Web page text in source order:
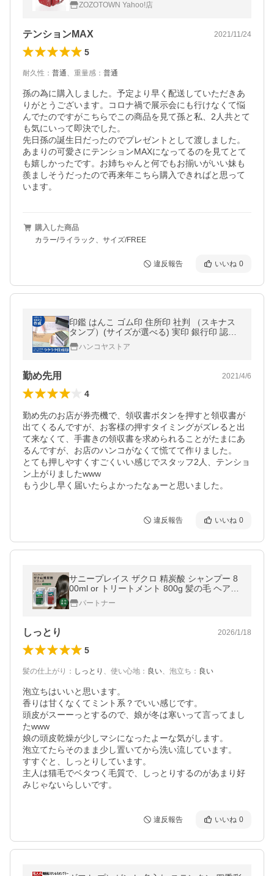
ZOZOTOWN Yahoo!店
テンションMAX 2021/11/24
5
耐久性 ： 普通、 重量感 ： 普通
孫の為に購入しました。予定より早く配送していただきあ
りがとうございます。コロナ禍で展示会にも行けなくて悩
んでたのですがこちらでこの商品を見て孫と私、2人共とて
も気にいって即決でした。
先日孫の誕生日だったのでプレゼントとして渡しました。
あまりの可愛さにテンションMAXになってるのを見てとて
も嬉しかったです。お姉ちゃんと何でもお揃いがいい妹も
羨ましそうだったので再来年こちら購入できればと思って
います。
購入した商品
カラー/ライラック、サイズ/FREE
違反報告 いいね 0
印鑑 はんこ ゴム印 住所印 社判 （スキナス
タンプ）(サイズが選べる) 実印 銀行印 認印
印鑑 ハンコ 就職祝い プレゼント 送料無料
法人印鑑
ハンコヤストア
勤め先用 2021/4/6
4
勤め先のお店が券売機で、領収書ボタンを押すと領収書が
出てくるんですが、お客様の押すタイミングがズレると出
て来なくて、手書きの領収書を求められることがたまにあ
るんですが、お店のハンコがなくて慌てて作りました。
とても押しやすくすごくいい感じでスタッフ2人、テンショ
ン上がりましたwww
もう少し早く届いたらよかったなぁーと思いました。
違反報告 いいね 0
サニープレイス ザクロ 精炭酸 シャンプー 8
00ml or トリートメント 800g 髪の毛 ヘアケ
アパートナー
しっとり 2026/1/18
5
髪の仕上がり ： しっとり 、 使い心地 ： 良い、 泡立ち ： 良い
泡立ちはいいと思います。
香りは甘くなくてミント系？でいい感じです。
頭皮がスーーっとするので、娘が冬は寒いって言ってまし
たwww
娘の頭皮乾燥が少しマシになったよーな気がします。
泡立てたらそのまま少し置いてから洗い流しています。
すすぐと、しっとりしています。
主人は猫毛でベタつく毛質で、しっとりするのがあまり好
みじゃないらしいです。
違反報告 いいね 0